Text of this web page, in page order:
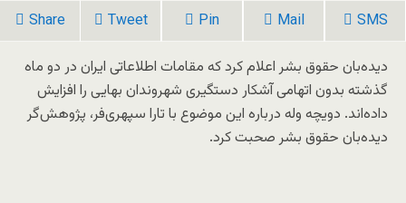
Share Tweet Pin Mail SMS
دیده‌بان حقوق بشر اعلام کرد که مقامات اطلاعاتی ایران در دو ماه
گذشته بدون اتهامی آشکار دستگیری شهروندان بهایی را افزایش
داده‌اند. دویچه وله درباره این موضوع با تارا سپهری‌فر، پژوهش‌گر
دیده‌بان حقوق بشر صحبت کرد.